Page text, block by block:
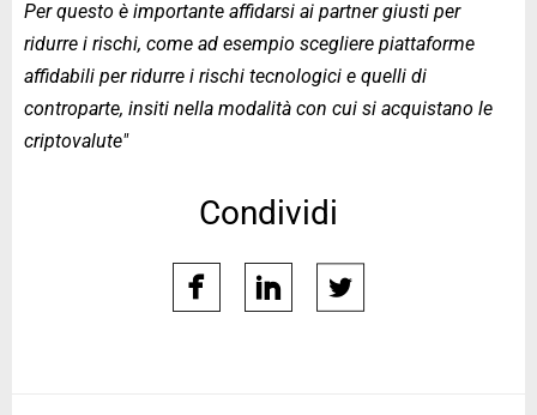
Per questo è importante affidarsi ai partner giusti per
ridurre i rischi, come ad esempio scegliere piattaforme
affidabili per ridurre i rischi tecnologici e quelli di
controparte, insiti nella modalità con cui si acquistano le
criptovalute"
Condividi
facebooklinkedin